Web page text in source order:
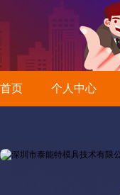
首页 个人中心